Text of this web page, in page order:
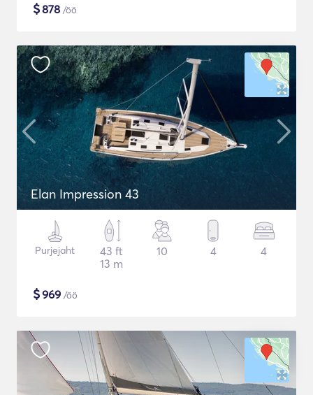
$878 /öö
Elan Impression 43
Purjejaht
43 ft
13 m
10 4 4
$969 /öö